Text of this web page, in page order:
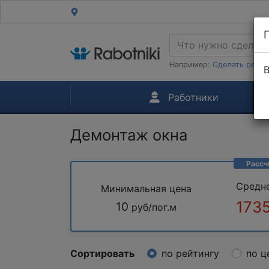
Например: Сделать
Работники
Демонтаж окна
Минимальная цена
10 руб/пог.м
Сортировать по рейтингу по